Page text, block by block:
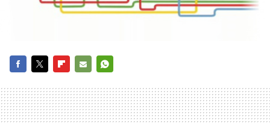
MAIL